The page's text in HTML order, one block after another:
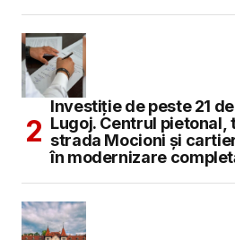
Investiție de peste 21
Lugoj. Centrul pietonal,
strada Mocioni și
în modernizare